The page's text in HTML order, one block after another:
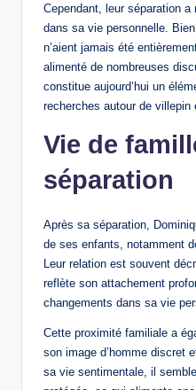
Cependant, leur séparation
dans sa vie personnelle.
n’aient jamais été
alimenté de nombreuses
constitue aujourd’hui un
recherches autour de villepin
Vie de
séparation
Après sa séparation,
de ses enfants, notamment
Leur relation est souvent
reflète son attachement
changements dans sa vie
Cette proximité familiale a
son image d’homme discret
sa vie sentimentale, il